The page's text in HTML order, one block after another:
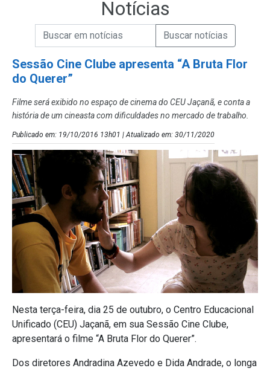
Notícias
Campo de Busca de Notícias
Campo de Busca de informaçõesEnviar a Busca de Notícias
Sessão Cine Clube apresenta “A Bruta Flor
do Querer”
Filme será exibido no espaço de cinema do CEU Jaçanã, e conta a
história de um cineasta com dificuldades no mercado de trabalho.
Publicado em: 19/10/2016 13h01 | Atualizado em: 30/11/2020
Nesta terça-feira, dia 25 de outubro, o Centro Educacional
Unificado (CEU) Jaçanã, em sua Sessão Cine Clube,
apresentará o filme “A Bruta Flor do Querer”.
Dos diretores Andradina Azevedo e Dida Andrade, o longa